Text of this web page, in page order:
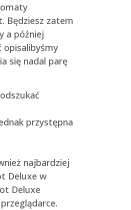
Będziesz zatem
a później
opisalibyśmy
się nadal parę
przystępna
najbardziej
Deluxe w
Deluxe